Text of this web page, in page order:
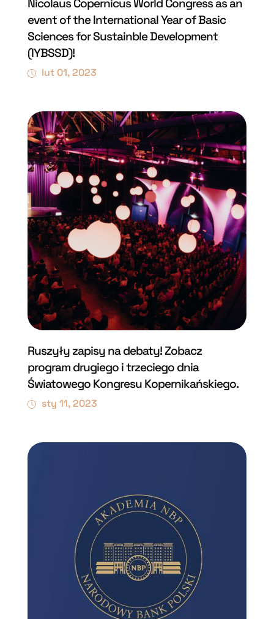
Nicolaus Copernicus World Congress as an
event of the International Year of Basic
Sciences for Sustainble Development
(IYBSSD)!
lut 01, 2023
Ruszyły zapisy na debaty! Zobacz
program drugiego i trzeciego dnia
Światowego Kongresu Kopernikańskiego.
sty 11, 2023